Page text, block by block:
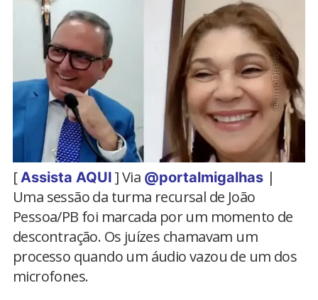
[Assista AQUI ] Via @portalmigalhas |
Uma sessão da turma recursal de João
Pessoa/PB foi marcada por um momento de
descontração. Os juízes chamavam um
processo quando um áudio vazou de um dos
microfones.